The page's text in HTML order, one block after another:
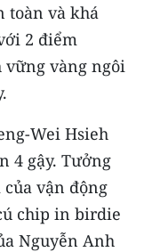
toàn và khá
2 điểm
vững vàng ngôi
Wei Hsieh
4 gậy. Tưởng
vận động
chip in birdie
Nguyễn Anh